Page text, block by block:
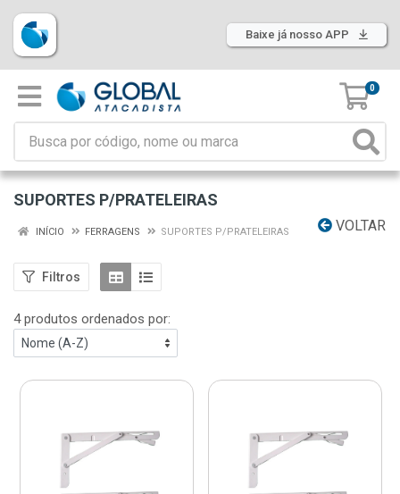
Baixe já nosso APP
0
SUPORTES P/PRATELEIRAS
VOLTAR
INÍCIO FERRAGENS SUPORTES P/PRATELEIRAS
Filtros
4 produtos ordenados por: